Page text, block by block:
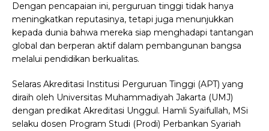
Dengan pencapaian ini, perguruan tinggi tidak hanya
meningkatkan reputasinya, tetapi juga menunjukkan
kepada dunia bahwa mereka siap menghadapi tantangan
global dan berperan aktif dalam pembangunan bangsa
melalui pendidikan berkualitas.
Selaras Akreditasi Institusi Perguruan Tinggi (APT) yang
diraih oleh Universitas Muhammadiyah Jakarta (UMJ)
dengan predikat Akreditasi Unggul. Hamli Syaifullah, MSi
selaku dosen Program Studi (Prodi) Perbankan Syariah